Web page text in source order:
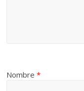
Nombre*